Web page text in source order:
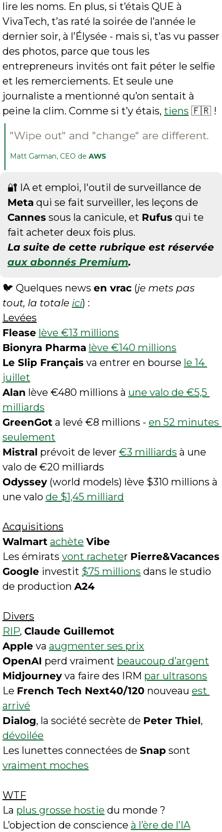
lire les noms. En plus, si t’étais QUE à
VivaTech, t’as raté la soirée de l’année le
dernier soir, à l’Élysée - mais si, t’as vu passer
des photos, parce que tous les
entrepreneurs invités ont fait péter le selfie
et les remerciements. Et seule une
journaliste a mentionné qu’on sentait à
peine la clim. Comme si t’y étais, tiens 🇫🇷 !
"Wipe out" and "change" are different.
Matt Garman, CEO de AWS
🔐
Meta
Cannes sous la canicule, et Rufus qui te
fait acheter deux fois plus.
aux abonnés Premium.
🐦 Quelques news en vrac (je mets pas
tout, la totale ici) :
Levées
Flease lève €13 millions
Bionyra Pharma lève €140 millions
Le Slip Français va entrer en bourse le 14
juillet
Alan lève €480 millions à une valo de €5,5
milliards
GreenGot a levé €8 millions - en 52 minutes
seulement
Mistral prévoit de lever €3 milliards à une
valo de €20 milliards
Odyssey (world models) lève $310 millions à
une valo de $1,45 milliard
Acquisitions
Walmart achète Vibe
Les émirats vont racheter Pierre&Vacances
Google investit $75 millions dans le studio
de production A24
Divers
RIP, Claude Guillemot
Apple va augmenter ses prix
OpenAI perd vraiment beaucoup d’argent
Midjourney va faire des IRM par ultrasons
Le French Tech Next40/120 nouveau est
arrivé
Dialog, la société secrète de Peter Thiel
dévoilée
Les lunettes connectées de Snap
vraiment moches
WTF
La plus grosse hostie du monde ?
L’objection de conscience à l’ère de l’IA